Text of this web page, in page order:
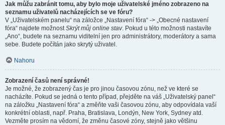
Jak můžu zabránit tomu, aby bylo moje uživatelské jméno zobrazeno na
seznamu uživatelů nacházejících se ve fóru?
V „Uživatelském panelu“ na záložce „Nastavení fóra“ -> „Obecné nastavení
fóra“ najdete možnostSkrýt můj online stav. Pokud u této možnosti nastavíte
„Ano“, budete na seznamu viditelní jen pro administrátory, moderátory a sama
sebe. Budete počítán jako skrytý uživatel.
Nahoru
Zobrazení časů není správné!
Je možné, že zobrazený čas je pro jinou časovou zónu, než ve které se
nacházíte. Pokud se jedná o tento případ, přejděte na váš „Uživatelský panel“
na záložku „Nastavení fóra“ a změňte vaši časovou zónu, aby odpovídala vaší
konkrétní oblasti, např. Praha, Bratislava, Londýn, New York, Sydney atd.
Vezměte prosím na vědomí, že změnu časové zóny, stejně jako většinu